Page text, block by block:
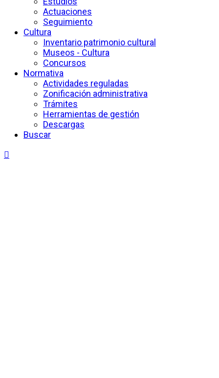
Actuaciones
Seguimiento
Cultura
Inventario patrimonio cultural
Museos - Cultura
Concursos
Normativa
Actividades reguladas
Zonificación administrativa
Trámites
Herramientas de gestión
Descargas
Buscar